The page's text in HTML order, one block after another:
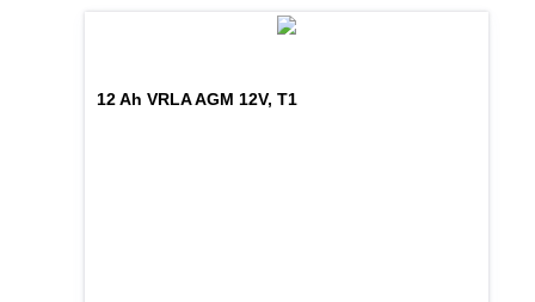
12 Ah VRLA AGM 12V, T1